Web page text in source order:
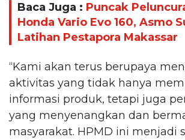
Baca Juga : Puncak
Honda Vario Evo 160, Asmo
Latihan Pestapora Makassar
“Kami akan terus berupaya
aktivitas yang tidak hanya
informasi produk, tetapi juga
yang menyenangkan dan
masyarakat. HPMD ini menjadi